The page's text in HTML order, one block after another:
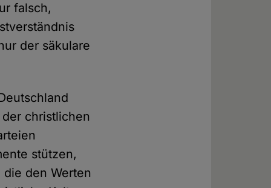
falsch,
der säkulare
christlichen
stützen,
den Werten